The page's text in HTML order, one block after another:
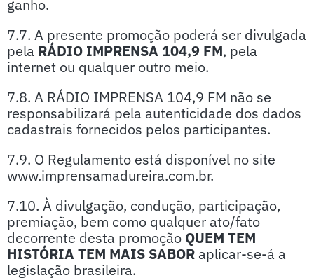
ganho.
7.7. A presente promoção poderá ser divulgada
pela RÁDIO IMPRENSA 104,9 FM, pela
internet ou qualquer outro meio.
7.8. A RÁDIO IMPRENSA 104,9 FM não se
responsabilizará pela autenticidade dos dados
cadastrais fornecidos pelos participantes.
7.9. O Regulamento está disponível no site
www.imprensamadureira.com.br.
7.10. À divulgação, condução, participação,
premiação, bem como qualquer ato/fato
decorrente desta promoção QUEM TEM
HISTÓRIA TEM MAIS SABOR aplicar-se-á a
legislação brasileira.